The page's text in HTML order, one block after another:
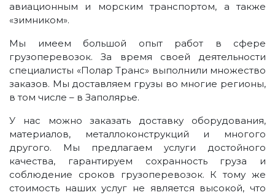
авиационным и морским транспортом, а также
«зимником».
Мы имеем большой опыт работ в сфере
грузоперевозок. За время своей деятельности
специалисты «Полар Транс» выполнили множество
заказов. Мы доставляем грузы во многие регионы,
в том числе – в Заполярье.
У нас можно заказать доставку оборудования,
материалов, металлоконструкций и многого
другого. Мы предлагаем услуги достойного
качества, гарантируем сохранность груза и
соблюдение сроков грузоперевозок. К тому же
стоимость наших услуг не является высокой, что